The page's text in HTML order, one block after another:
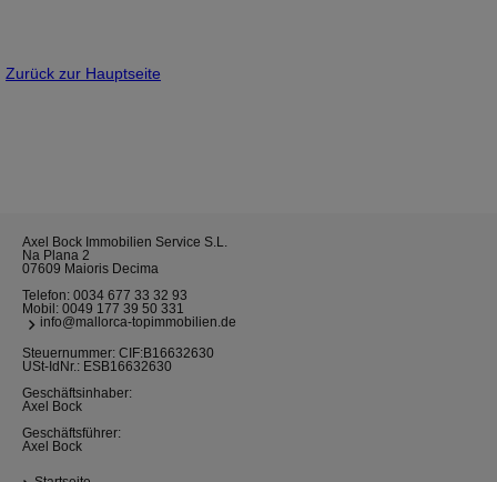
Zurück zur Hauptseite
Axel Bock Immobilien Service S.L.
Na Plana 2
07609 Maioris Decima
Telefon: 0034 677 33 32 93
Mobil: 0049 177 39 50 331
info@mallorca-topimmobilien.de
Steuernummer: CIF:B16632630
USt-IdNr.: ESB16632630
Geschäftsinhaber:
Axel Bock
Geschäftsführer:
Axel Bock